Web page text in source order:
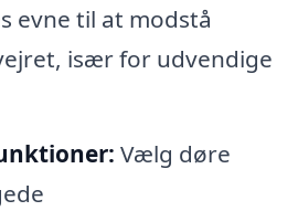
evne til at modstå
især for udvendige
Vælg døre